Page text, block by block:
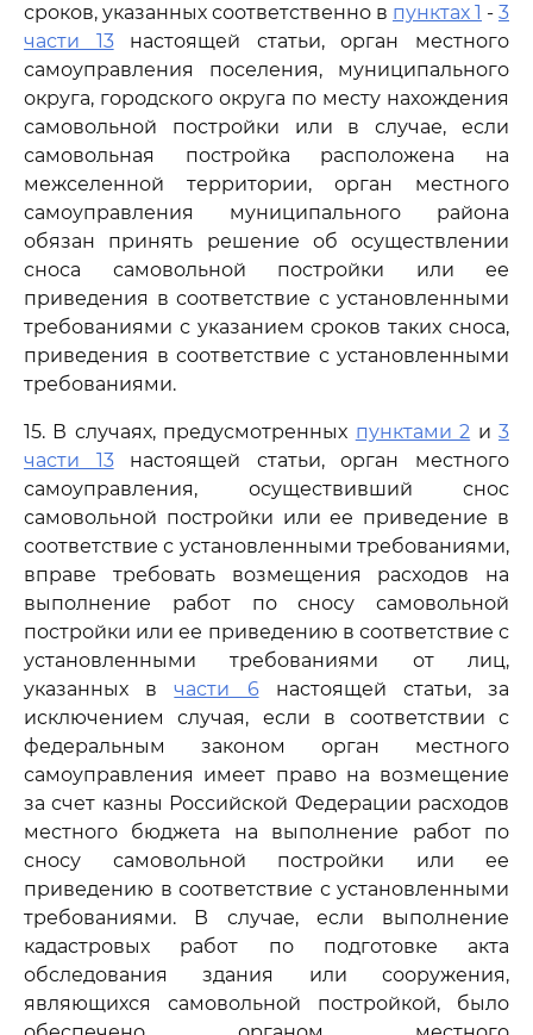
сроков, указанных соответственно в пунктах 1 - 3
части 13настоящей статьи, орган местного
самоуправления поселения, муниципального
округа, городского округа по месту нахождения
самовольной постройки или в случае, если
самовольная постройка расположена на
межселенной территории, орган местного
самоуправления муниципального района
обязан принять решение об осуществлении
сноса самовольной постройки или ее
приведения в соответствие с установленными
требованиями с указанием сроков таких сноса,
приведения в соответствие с установленными
требованиями.
15. В случаях, предусмотренных пунктами 2 и3
части 13настоящей статьи, орган местного
самоуправления, осуществивший снос
самовольной постройки или ее приведение в
соответствие с установленными требованиями,
вправе требовать возмещения расходов на
выполнение работ по сносу самовольной
постройки или ее приведению в соответствие с
установленными требованиями от лиц,
указанных вчасти 6настоящей статьи, за
исключением случая, если в соответствии с
федеральным законом орган местного
самоуправления имеет право на возмещение
за счет казны Российской Федерации расходов
местного бюджета на выполнение работ по
сносу самовольной постройки или ее
приведению в соответствие с установленными
требованиями. В случае, если выполнение
кадастровых работ по подготовке акта
обследования здания или сооружения,
являющихся самовольной постройкой, было